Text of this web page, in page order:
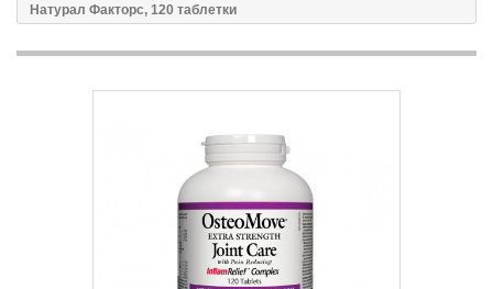
Натурал Факторс, 120 таблетки